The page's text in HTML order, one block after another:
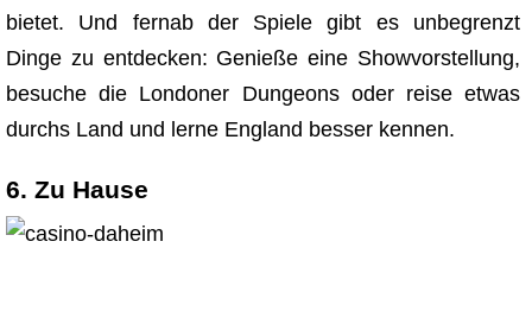
bietet. Und fernab der Spiele gibt es unbegrenzt
Dinge zu entdecken: Genieße eine Showvorstellung,
besuche die Londoner Dungeons oder reise etwas
durchs Land und lerne England besser kennen.
6. Zu Hause